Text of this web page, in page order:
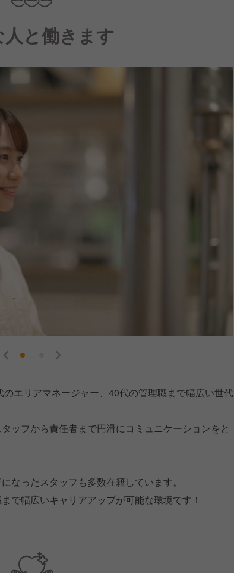
と働きます
エリアマネージャー、40代の管理職まで幅広い世代
ッフから責任者まで円滑にコミュニケーションをと
なったスタッフも多数在籍しています。
で幅広いキャリアアップが可能な環境です！